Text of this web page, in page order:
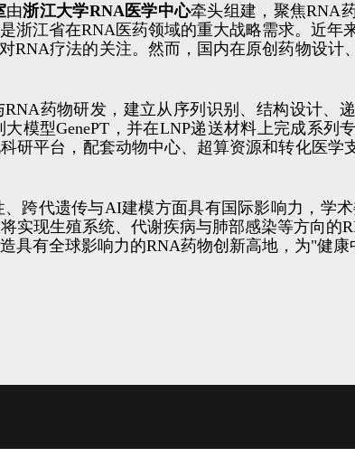
由浙江大学RNA医学中心牵头组建，聚焦RNA
浙江省在RNA医药领域的重大战略需求。近年
RNA疗法的关注。然而，国内在原创药物设计
药物研发，建立从序列识别、结构设计、
模型GenePT，并在LNP递送材料上完成系列
研平台，配套动物中心、超算资源和转化医学
、跨代遗传与AI建模方面具有国际影响力，学
实现生殖系统、代谢疾病与肺部感染等方向的
具有全球影响力的RNA药物创新高地，为"健康